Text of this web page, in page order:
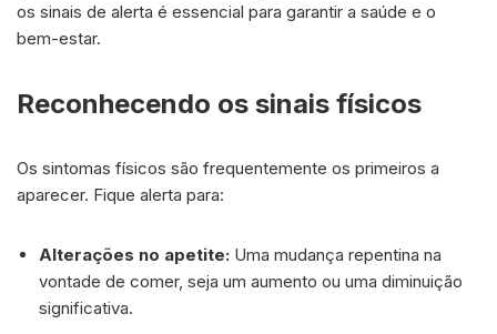
os sinais de alerta é essencial para garantir a saúde e o
bem-estar.
Reconhecendo os sinais físicos
Os sintomas físicos são frequentemente os primeiros a
aparecer. Fique alerta para:
Alterações no apetite: Uma mudança repentina na
vontade de comer, seja um aumento ou uma diminuição
significativa.